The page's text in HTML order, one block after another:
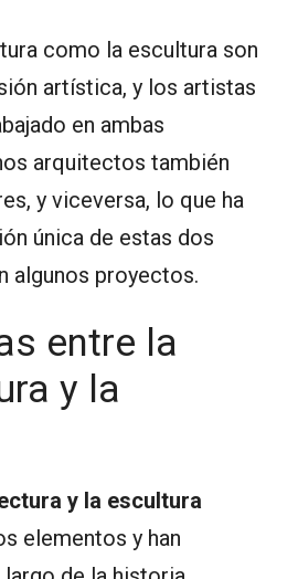
como la escultura son
artística, y los artistas
en ambas
arquitectos también
y viceversa, lo que ha
única de estas dos
algunos proyectos.
entre la
y la
y la escultura
elementos y han